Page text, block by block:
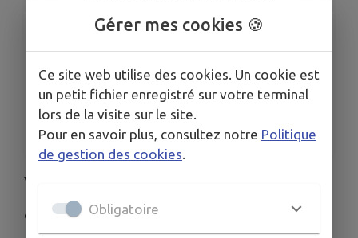
SALLE DES VOUTES
DATES
Du dim. 31 mai au jeu. 11 juin
HORAIRES
De 10h00 à 18h00
Ven,ez les découvrir
du lundi au vendredi 14h00 à 18h00,
Gérer mes cookies 🍪
Ce site web utilise des cookies. Un cookie est
un petit fichier enregistré sur votre terminal
lors de la visite sur le site.
Pour en savoir plus, consultez notre Politique
de gestion des cookies.
Obligatoire